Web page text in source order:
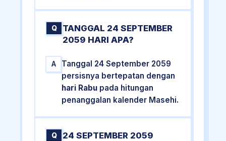
Q
TANGGAL 24 SEPTEMBER
2059 HARI APA?
A
Tanggal 24 September 2059
persisnya bertepatan dengan
hari Rabu pada hitungan
penanggalan kalender Masehi.
Q
24 SEPTEMBER 2059